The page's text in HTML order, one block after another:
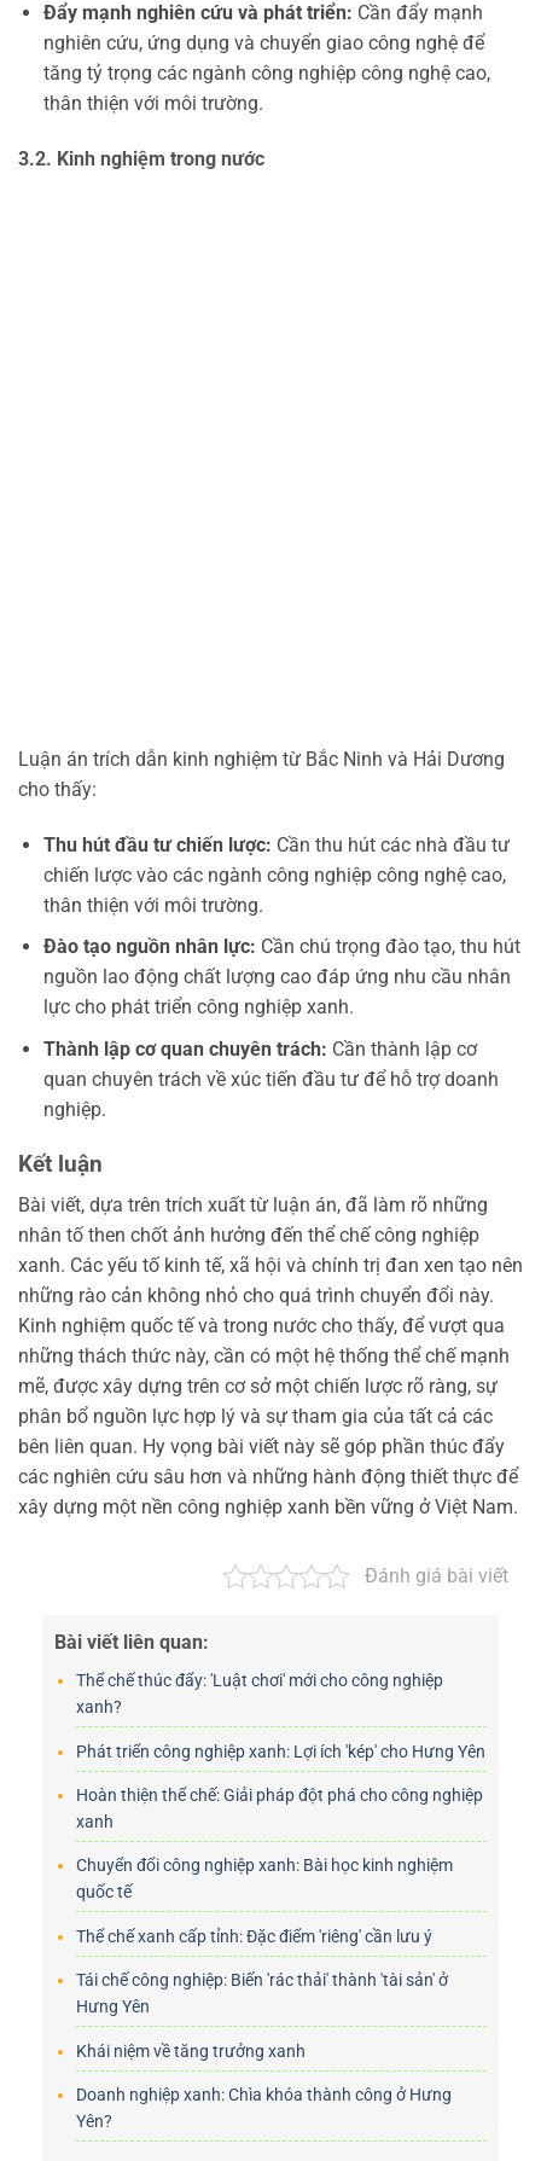
Đẩy mạnh nghiên cứu và phát triển: Cần đẩy mạnh
nghiên cứu, ứng dụng và chuyển giao công nghệ để
tăng tỷ trọng các ngành công nghiệp công nghệ cao,
thân thiện với môi trường.
3.2. Kinh nghiệm trong nước
Luận án trích dẫn kinh nghiệm từ Bắc Ninh và Hải Dương
cho thấy:
Thu hút đầu tư chiến lược: Cần thu hút các nhà đầu tư
chiến lược vào các ngành công nghiệp công nghệ cao,
thân thiện với môi trường.
Đào tạo nguồn nhân lực: Cần chú trọng đào tạo, thu hút
nguồn lao động chất lượng cao đáp ứng nhu cầu nhân
lực cho phát triển công nghiệp xanh.
Thành lập cơ quan chuyên trách: Cần thành lập cơ
quan chuyên trách về xúc tiến đầu tư để hỗ trợ doanh
nghiệp.
Kết luận
Bài viết, dựa trên trích xuất từ luận án, đã làm rõ những
nhân tố then chốt ảnh hưởng đến thể chế công nghiệp
xanh. Các yếu tố kinh tế, xã hội và chính trị đan xen tạo nên
những rào cản không nhỏ cho quá trình chuyển đổi này.
Kinh nghiệm quốc tế và trong nước cho thấy, để vượt qua
những thách thức này, cần có một hệ thống thể chế mạnh
mẽ, được xây dựng trên cơ sở một chiến lược rõ ràng, sự
phân bổ nguồn lực hợp lý và sự tham gia của tất cả các
bên liên quan. Hy vọng bài viết này sẽ góp phần thúc đẩy
các nghiên cứu sâu hơn và những hành động thiết thực để
xây dựng một nền công nghiệp xanh bền vững ở Việt Nam.
Đánh giá bài viết
Bài viết liên quan:
Thể chế thúc đẩy: 'Luật chơi' mới cho công nghiệp
xanh?
Phát triển công nghiệp xanh: Lợi ích 'kép' cho Hưng Yên
Hoàn thiện thể chế: Giải pháp đột phá cho công nghiệp
xanh
Chuyển đổi công nghiệp xanh: Bài học kinh nghiệm
quốc tế
Thể chế xanh cấp tỉnh: Đặc điểm 'riêng' cần lưu ý
Tái chế công nghiệp: Biến 'rác thải' thành 'tài sản' ở
Hưng Yên
Khái niệm về tăng trưởng xanh
Doanh nghiệp xanh: Chìa khóa thành công ở Hưng
Yên?